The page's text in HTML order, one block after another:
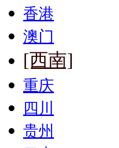
香港
澳门
[西南]
重庆
四川
贵州